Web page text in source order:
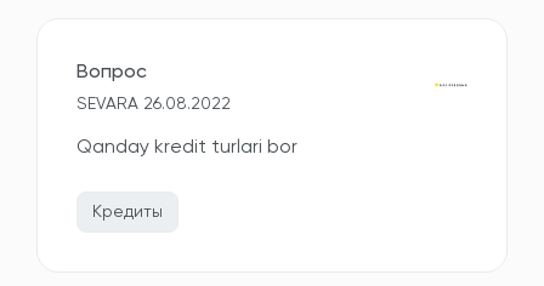
Вопрос
SEVARA 26.08.2022
Qanday kredit turlari bor
Кредиты